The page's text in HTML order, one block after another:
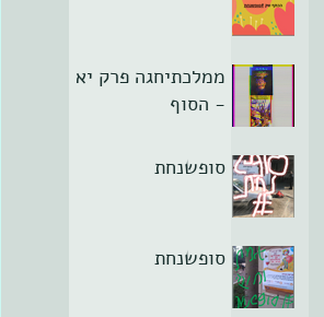
ממלכתיחגה פרק יא
- הסוף
סופשנחת
סופשנחת